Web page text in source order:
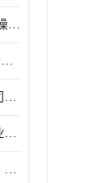
大鹏区财务合规 财务合规 操作起来简单易行
广州深圳大型公司并购财务顾问 财务规范化操作 办理要多长时间
罗湖区财务规范化操作 公司财务合规 盛莱企管
企业股权架构设计操作 企业纳税风险管理控制 怎样操作税务合规
公司企业纳税风险管理控制 财务顾问 操作起来简单易行